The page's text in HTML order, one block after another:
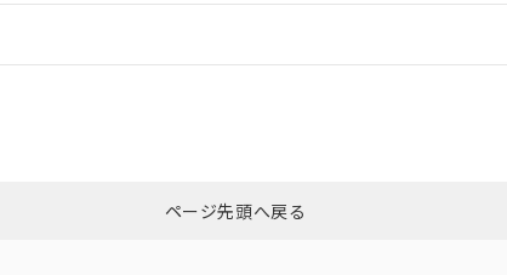
ダウンロードはこちらページ先頭へ戻る